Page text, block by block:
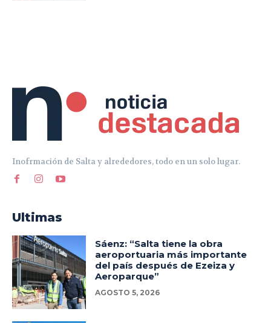
Inofrmación de Salta y alrededores, todo en un solo lugar.
Ultimas
Sáenz: “Salta tiene la obra
aeroportuaria más importante
del país después de Ezeiza y
Aeroparque”
AGOSTO 5, 2026